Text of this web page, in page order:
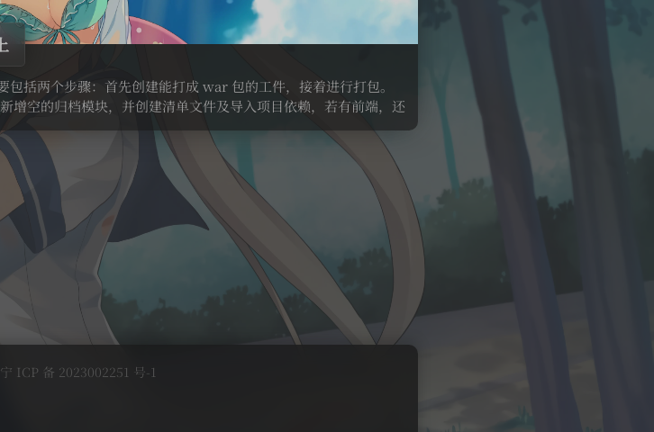
括两个步骤：首先创建能打成 war 包的工件，接着进行打包。
增空的归档模块，并创建清单文件及导入项目依赖，若有前端，还
宁 ICP 备 2023002251 号-1